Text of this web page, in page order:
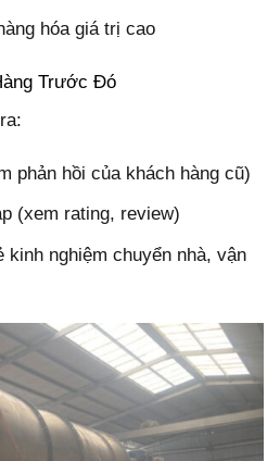
hóa giá trị cao
Trước Đó
phản hồi của khách hàng cũ)
(xem rating, review)
kinh nghiệm chuyển nhà, vận